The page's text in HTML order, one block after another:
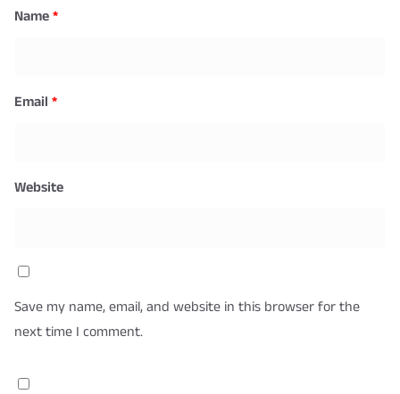
Name*
Email *
Website
Save my name, email, and website in this browser for the
next time I comment.